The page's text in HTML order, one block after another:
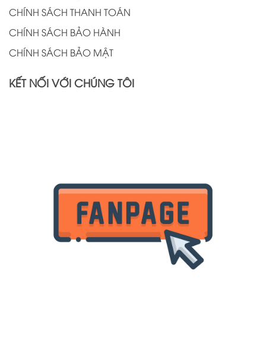
CHÍNH SÁCH THANH TOÁN
CHÍNH SÁCH BẢO HÀNH
CHÍNH SÁCH BẢO MẬT
KẾT NỐI VỚI CHÚNG TÔI